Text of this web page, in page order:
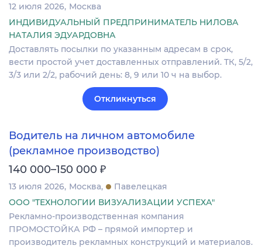
12 июля 2026 Москва
ИНДИВИДУАЛЬНЫЙ ПРЕДПРИНИМАТЕЛЬ НИЛОВА
НАТАЛИЯ ЭДУАРДОВНА
Доставлять посылки по указанным адресам в срок,
вести простой учет доставленных отправлений. ТК, 5/2,
3/3 или 2/2, рабочий день: 8, 9 или 10 ч на выбор.
Откликнуться
Водитель на личном автомобиле
(рекламное производство)
140 000–150 000 ₽
13 июля 2026 Москва
Павелецкая
ООО "ТЕХНОЛОГИИ ВИЗУАЛИЗАЦИИ УСПЕХА"
Рекламно-производственная компания
ПРОМОСТОЙКА РФ – прямой импортер и
производитель рекламных конструкций и материалов.